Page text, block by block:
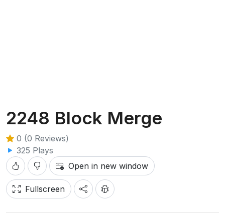
2248 Block Merge
0 (0 Reviews)
325 Plays
Open in new window
Fullscreen